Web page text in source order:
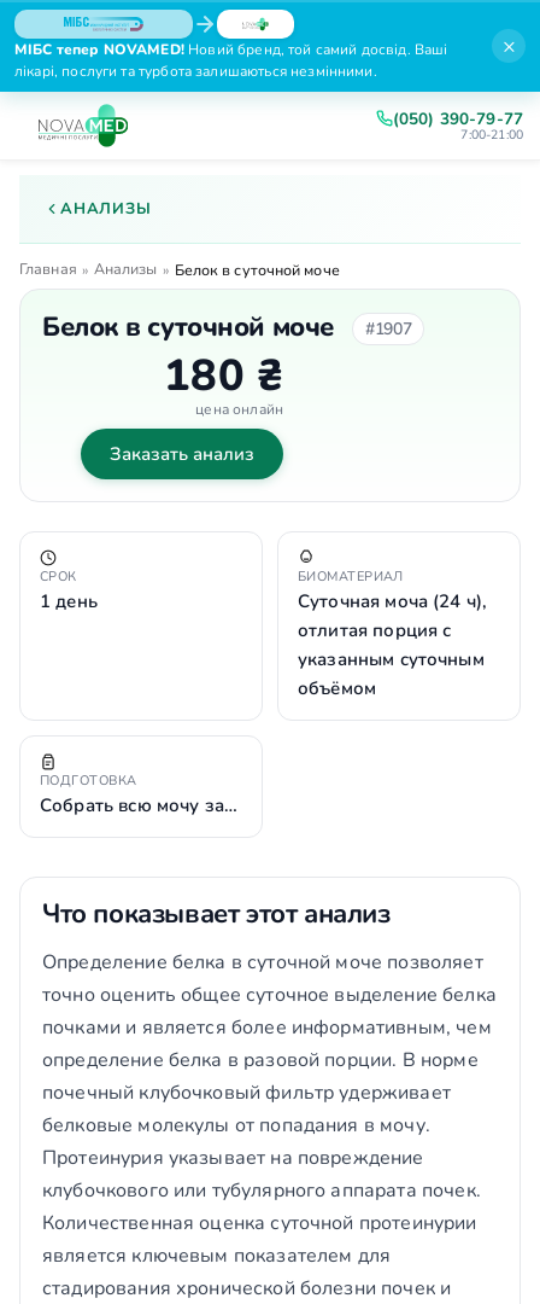
МІБС тепер NOVAMED!Новий бренд, той самий досвід. Ваші
лікарі, послуги та турбота залишаються незмінними.
×
(050) 390-79-77
7:00-21:00
АНАЛИЗЫ
Главная » Анализы » Белок в суточной моче
Белок в суточной моче #1907
180 ₴
цена онлайн
Заказать анализ
СРОК
1 день
БИОМАТЕРИАЛ
Суточная моча (24 ч),
отлитая порция с
указанным суточным
объёмом
ПОДГОТОВКА
Собрать всю мочу за…
Что показывает этот анализ
Определение белка в суточной моче позволяет
точно оценить общее суточное выделение белка
почками и является более информативным, чем
определение белка в разовой порции. В норме
почечный клубочковый фильтр удерживает
белковые молекулы от попадания в мочу.
Протеинурия указывает на повреждение
клубочкового или тубулярного аппарата почек.
Количественная оценка суточной протеинурии
является ключевым показателем для
стадирования хронической болезни почек и